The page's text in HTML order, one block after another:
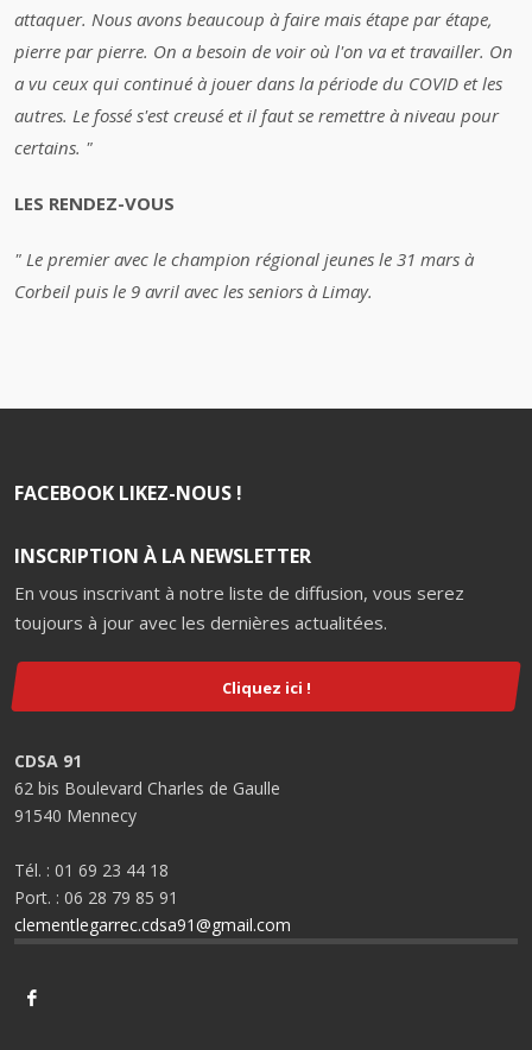
attaquer. Nous avons beaucoup à faire mais étape par étape,
pierre par pierre. On a besoin de voir où l'on va et travailler. On
a vu ceux qui continué à jouer dans la période du COVID et les
autres. Le fossé s'est creusé et il faut se remettre à niveau pour
certains. "
LES RENDEZ-VOUS
" Le premier avec le champion régional jeunes le 31 mars à
Corbeil puis le 9 avril avec les seniors à Limay.
FACEBOOK LIKEZ-NOUS !
INSCRIPTION À LA NEWSLETTER
En vous inscrivant à notre liste de diffusion, vous serez
toujours à jour avec les dernières actualitées.
Cliquez ici !
CDSA 91
62 bis Boulevard Charles de Gaulle
91540 Mennecy
Tél. : 01 69 23 44 18
Port. : 06 28 79 85 91
clementlegarrec.cdsa91@gmail.com